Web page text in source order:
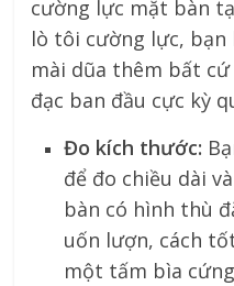
cường lực mặt bàn
lò tôi cường lực,
mài dũa thêm bất
đạc ban đầu cực kỳ
Đo kích thước:
để đo chiều dài
bàn có hình thù
uốn lượn, cách
một tấm bìa